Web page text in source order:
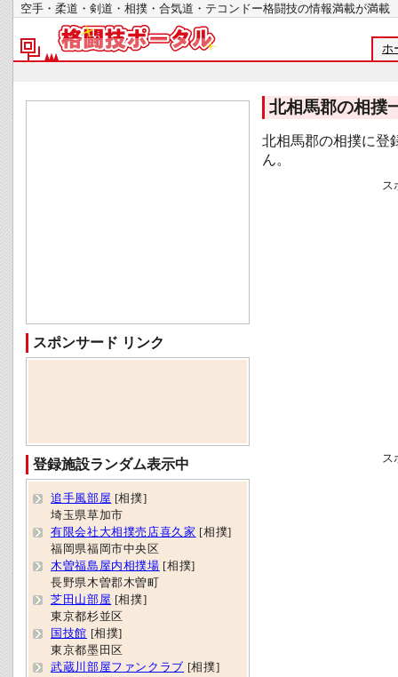
空手・柔道・剣道・相撲・合気道・テコンドー格闘技の情報満載が
ホ
北相馬郡の相撲
北相馬郡の相撲に登
ん。
ス
ス
スポンサード リンク
登録施設ランダム表示中
追手風部屋 [相撲]
埼玉県草加市
有限会社大相撲売店喜久家 [相撲]
福岡県福岡市中央区
木曽福島屋内相撲場 [相撲]
長野県木曽郡木曽町
芝田山部屋 [相撲]
東京都杉並区
国技館 [相撲]
東京都墨田区
武蔵川部屋ファンクラブ [相撲]